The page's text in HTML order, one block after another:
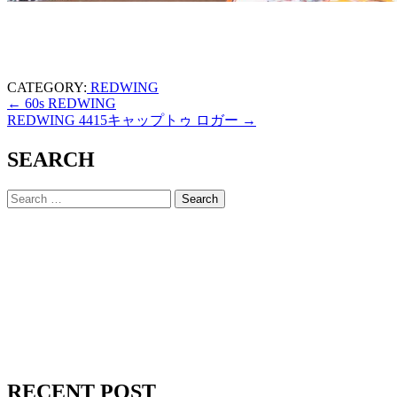
CATEGORY: REDWING
← 60s REDWING
REDWING 4415キャップトゥ ロガー →
SEARCH
RECENT POST